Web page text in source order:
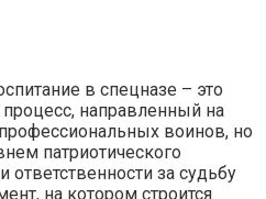
в спецназе – это
направленный на
воинов, но
патриотического
ответственности за судьбу
на котором строится